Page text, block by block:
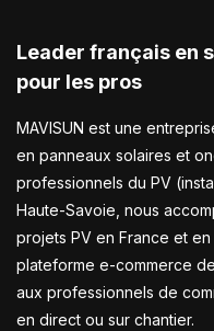
Leader français en
pour les pros
MAVISUN est une
en panneaux solaires et
professionnels du PV
Haute-Savoie, nous
projets PV en France et en
plateforme e-commerce
aux professionnels de
en direct ou sur chantier.